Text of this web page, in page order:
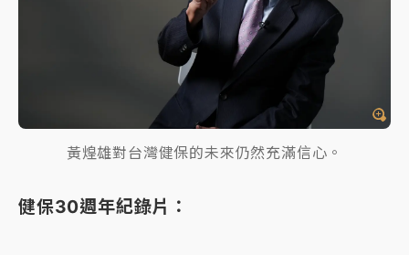
黃煌雄對台灣健保的未來仍然充滿信心。
健保30週年紀錄片：